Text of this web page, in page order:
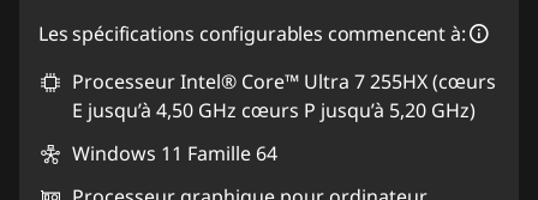
Les spécifications configurables commencent à:
Processeur Intel® Core™ Ultra 7 255HX (cœurs
E jusqu’à 4,50 GHz cœurs P jusqu’à 5,20 GHz)
Windows 11 Famille 64